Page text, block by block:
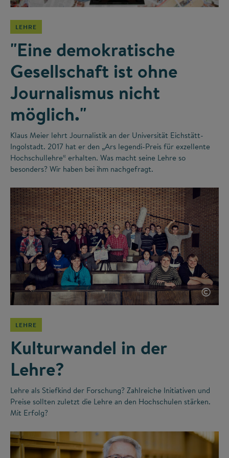
LEHRE
"Eine demokratische
Gesellschaft ist ohne
Journalismus nicht
möglich."
Klaus Meier lehrt Journalistik an der Universität Eichstätt-
Ingolstadt. 2017 hat er den „Ars legendi-Preis für exzellente
Hochschullehre“ erhalten. Was macht seine Lehre so
besonders? Wir haben bei ihm nachgefragt.
©
LEHRE
Kulturwandel in der
Lehre?
Lehre als Stiefkind der Forschung? Zahlreiche Initiativen und
Preise sollten zuletzt die Lehre an den Hochschulen stärken.
Mit Erfolg?